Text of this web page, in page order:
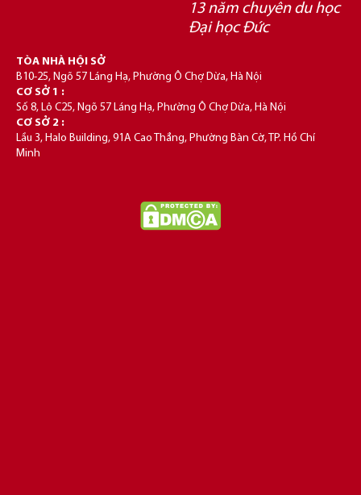
13 năm chuyên du học
Đại học Đức
TÒA NHÀ HỘI SỞ
B10-25, Ngõ 57 Láng Hạ, Phường Ô Chợ Dừa, Hà Nội
CƠ SỞ 1 :
Số 8, Lô C25, Ngõ 57 Láng Hạ, Phường Ô Chợ Dừa, Hà Nội
CƠ SỞ 2 :
Lầu 3, Halo Building, 91A Cao Thắng, Phường Bàn Cờ, TP. Hồ Chí
Minh